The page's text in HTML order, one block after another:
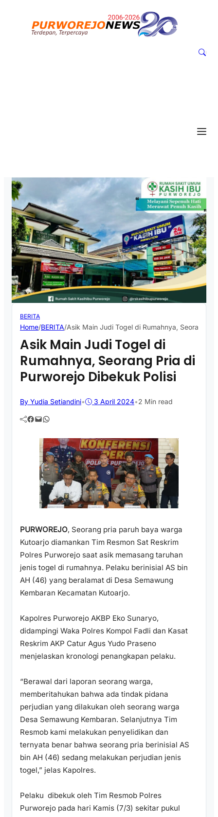
BERITA
Home/BERITA/Asik Main Judi Togel di Rumahnya, Seorang
Asik Main Judi Togel di
Rumahnya, Seorang Pria di
Purworejo Dibekuk Polisi
By Yudia Setiandini• 3 April 2024•2 Min read
Facebook Mail WhatsApp
PURWOREJO, Seorang pria paruh baya warga
Kutoarjo diamankan Tim Resmon Sat Reskrim
Polres Purworejo saat asik memasang taruhan
jenis togel di rumahnya. Pelaku berinisial AS bin
AH (46) yang beralamat di Desa Semawung
Kembaran Kecamatan Kutoarjo.
Kapolres Purworejo AKBP Eko Sunaryo,
didampingi Waka Polres Kompol Fadli dan Kasat
Reskrim AKP Catur Agus Yudo Praseno
menjelaskan kronologi penangkapan pelaku.
“Berawal dari laporan seorang warga,
memberitahukan bahwa ada tindak pidana
perjudian yang dilakukan oleh seorang warga
Desa Semawung Kembaran. Selanjutnya Tim
Resmob kami melakukan penyelidikan dan
ternyata benar bahwa seorang pria berinisial AS
bin AH (46) sedang melakukan perjudian jenis
togel,” jelas Kapolres.
Pelaku dibekuk oleh Tim Resmob Polres
Purworejo pada hari Kamis (7/3) sekitar pukul